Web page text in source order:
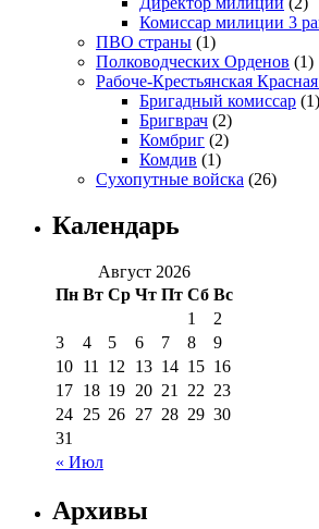
Комиссар милиции 3
ПВО страны (1)
Полководческих Орденов (1)
Рабоче-Крестьянская
Бригадный комиссар (1)
Бригврач (2)
Комбриг (2)
Комдив (1)
Сухопутные войска (26)
Календарь
Август 2026
Пн Вт Ср Чт Пт Сб Вс
« Июл
1
2
3
4 5 6 7 8
9
10 11 12 13 14 15 16
17 18 19 20 21 22 23
24 25 26 27 28 29 30
31
Архивы